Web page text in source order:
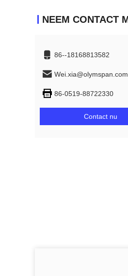
86--18168813582
Wei.xia@olymspan.com
86-0519-88722330
Contact nu